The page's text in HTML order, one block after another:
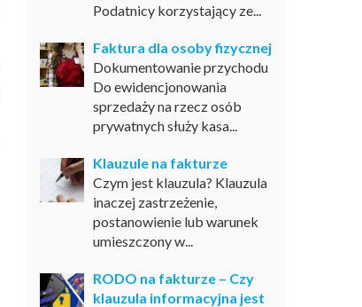
Podatnicy korzystający ze...
Faktura dla osoby fizycznej
Dokumentowanie przychodu
Do ewidencjonowania
sprzedaży na rzecz osób
prywatnych służy kasa...
Klauzule na fakturze
Czym jest klauzula? Klauzula
inaczej zastrzeżenie,
postanowienie lub warunek
umieszczony w...
RODO na fakturze – Czy
klauzula informacyjna jest